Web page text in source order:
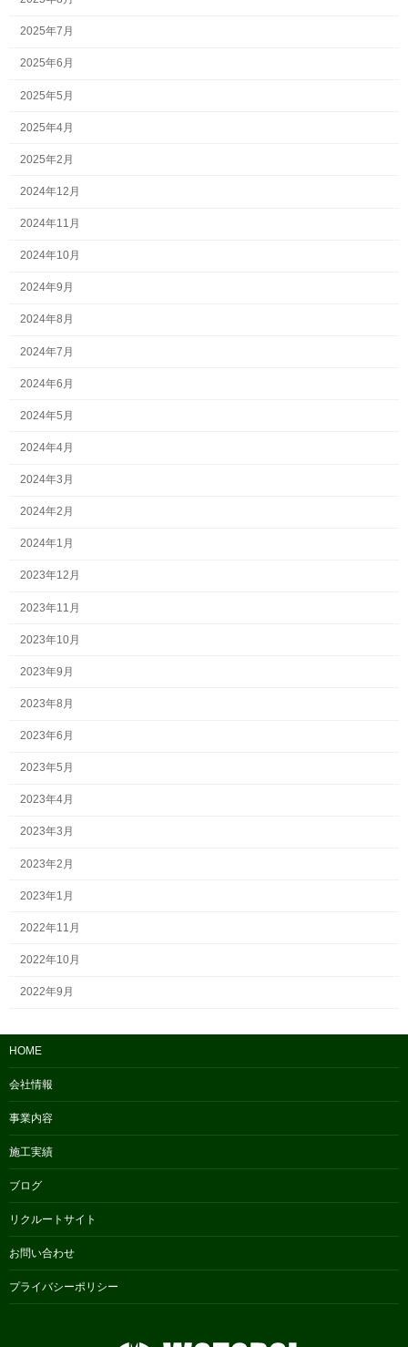
2025年7月
2025年6月
2025年5月
2025年4月
2025年2月
2024年12月
2024年11月
2024年10月
2024年9月
2024年8月
2024年7月
2024年6月
2024年5月
2024年4月
2024年3月
2024年2月
2024年1月
2023年12月
2023年11月
2023年10月
2023年9月
2023年8月
2023年6月
2023年5月
2023年4月
2023年3月
2023年2月
2023年1月
2022年11月
2022年10月
2022年9月
HOME
会社情報
事業内容
施工実績
ブログ
リクルートサイト
お問い合わせ
プライバシーポリシー